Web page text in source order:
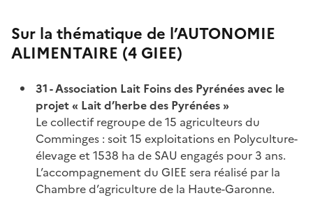
Sur la thématique de l’AUTONOMIE
ALIMENTAIRE (4 GIEE)
31 - Association Lait Foins des Pyrénées avec le
projet « Lait d’herbe des Pyrénées »
Le collectif regroupe de 15 agriculteurs du
Comminges : soit 15 exploitations en Polyculture-
élevage et 1538 ha de SAU engagés pour 3 ans.
L’accompagnement du GIEE sera réalisé par la
Chambre d’agriculture de la Haute-Garonne.